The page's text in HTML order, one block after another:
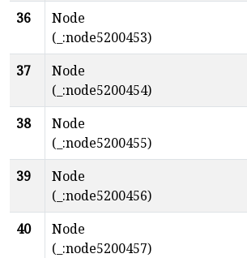
36
Node
(_:node5200453)
37
Node
(_:node5200454)
38
Node
(_:node5200455)
39
Node
(_:node5200456)
40
Node
(_:node5200457)